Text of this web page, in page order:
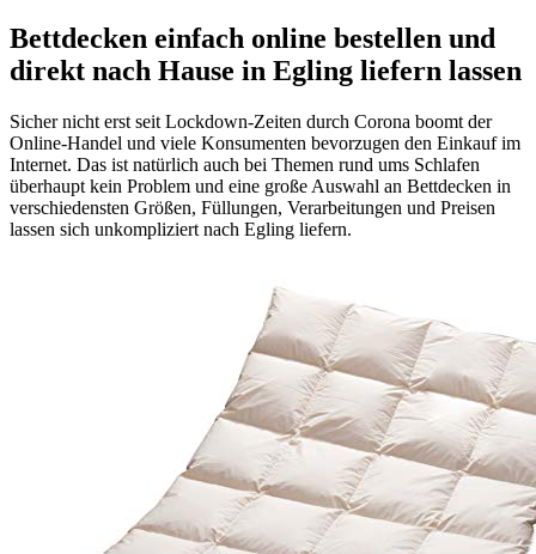
Bettdecken einfach online bestellen und
direkt nach Hause in Egling liefern lassen
Sicher nicht erst seit Lockdown-Zeiten durch Corona boomt der
Online-Handel und viele Konsumenten bevorzugen den Einkauf im
Internet. Das ist natürlich auch bei Themen rund ums Schlafen
überhaupt kein Problem und eine große Auswahl an Bettdecken in
verschiedensten Größen, Füllungen, Verarbeitungen und Preisen
lassen sich unkompliziert nach Egling liefern.